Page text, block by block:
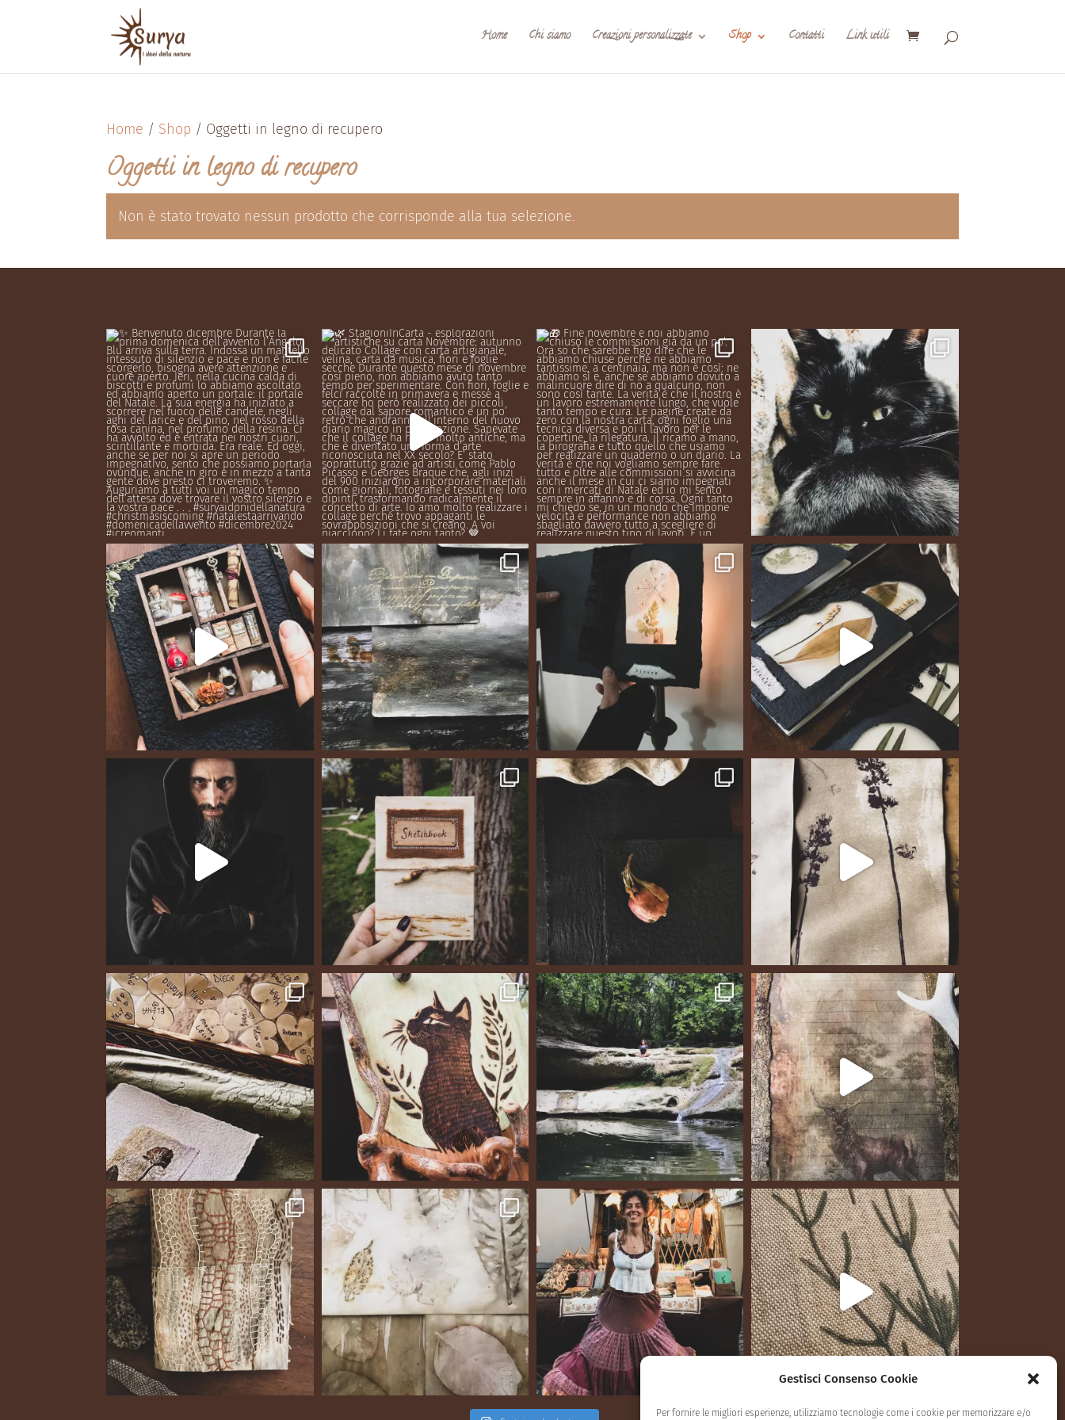
Gestisci Consenso Cookie
Per fornire le migliori esperienze, utilizziamo tecnologie come i cookie per memorizzare e/o
Home Chi siamo Creazioni personalizzate Shop Contatti Link utili
Home / Shop / Oggetti in legno di recupero
Oggetti in legno di recupero
Non è stato trovato nessun prodotto che corrisponde alla tua selezione.